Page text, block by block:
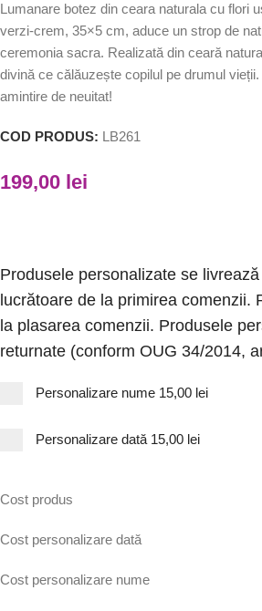
Lumanare botez din ceara naturala cu flori
verzi-crem, 35×5 cm, aduce un strop de
ceremonia sacra. Realizată din ceară
divină ce călăuzește copilul pe drumul
amintire de neuitat!
COD PRODUS: LB261
199,00 lei
Produsele personalizate se
lucrătoare de la primirea comenzii.
la plasarea comenzii. Produsele
returnate (conform OUG 34/2014,
Personalizare nume 15,00 lei
Personalizare dată 15,00 lei
Cost produs
Cost personalizare dată
Cost personalizare nume